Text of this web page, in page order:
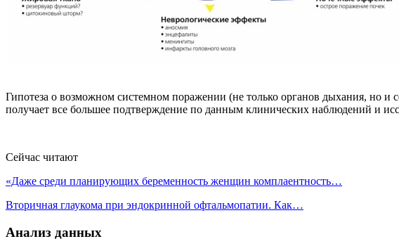
Гипотеза о возможном системном поражении (не только органов дыхания, но
получает все большее подтверждение по данным клинических наблюдений и
Сейчас читают
«Даже среди планирующих беременность женщин комплаентность…
Вторичная глаукома при эндокринной офтальмопатии. Как…
Анализ данных